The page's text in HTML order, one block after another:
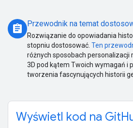
assignment Przewodnik na temat
Rozwiązanie do opowiadania
stopniu dostosować. Ten
różnych sposobach personalizacji
3D pod kątem Twoich wymagań i
tworzenia fascynujących historii
Wyświetl kod na